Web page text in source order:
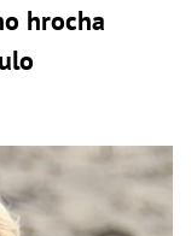
hrocha